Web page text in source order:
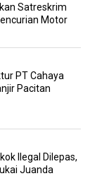
Satreskrim
Motor
PT Cahaya
Pacitan
Ilegal Dilepas,
Juanda